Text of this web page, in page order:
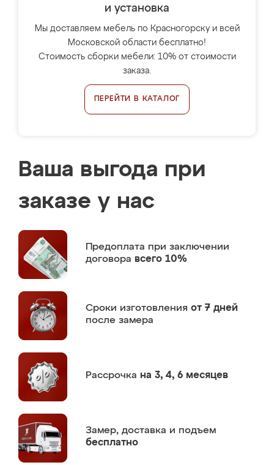
и установка
Мы доставляем мебель по Красногорску и всей
Московской области бесплатно!
Стоимость сборки мебели: 10% от стоимости
заказа.
ПЕРЕЙТИ В КАТАЛОГ
Ваша выгода при
заказе у нас
Предоплата при заключении
договора всего 10%
Сроки изготовления от 7 дней
после замера
Рассрочка на 3, 4, 6 месяцев
Замер, доставка и подъем
бесплатно